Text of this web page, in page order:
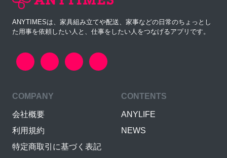
ANYTIMESは、家具組み立てや配送、家事などの日常のちょっとし
た用事を依頼したい人と、仕事をしたい人をつなげるアプリです。
COMPANY
会社概要
利用規約
特定商取引に基づく表記
CONTENTS
ANYLIFE
NEWS